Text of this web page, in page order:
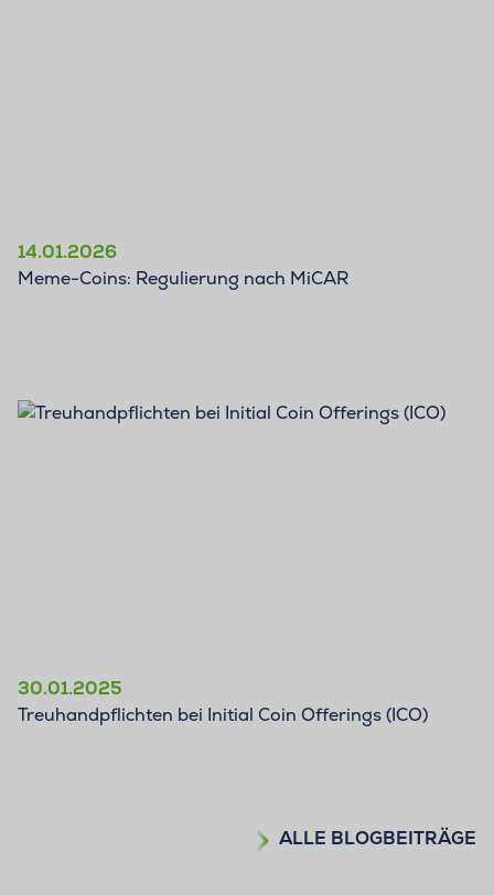
14.01.2026
Meme-Coins: Regulierung nach MiCAR
30.01.2025
Treuhandpflichten bei Initial Coin Offerings (ICO)
ALLE BLOGBEITRÄGE